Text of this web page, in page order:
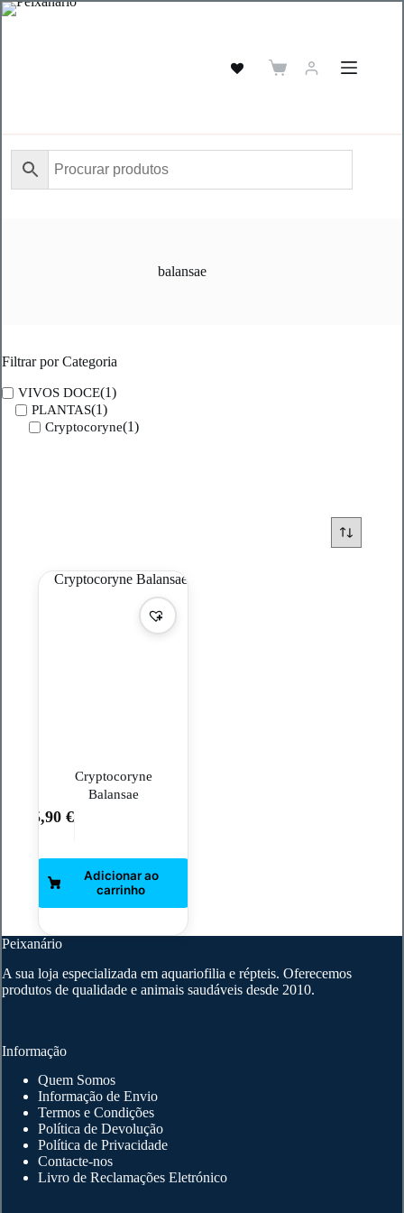
Pular
Carrinho
balansae
Cryptocoryne
Balansae
5,90 €
Filtrar por Categoria
VIVOS DOCE(1)
PLANTAS(1)
Cryptocoryne(1)
Peixanário
A sua loja especializada em aquariofilia e répteis. Oferecemos
produtos de qualidade e animais saudáveis desde 2010.
Informação
Quem Somos
Informação de Envio
Termos e Condições
Política de Devolução
Política de Privacidade
Contacte-nos
Livro de Reclamações Eletrónico